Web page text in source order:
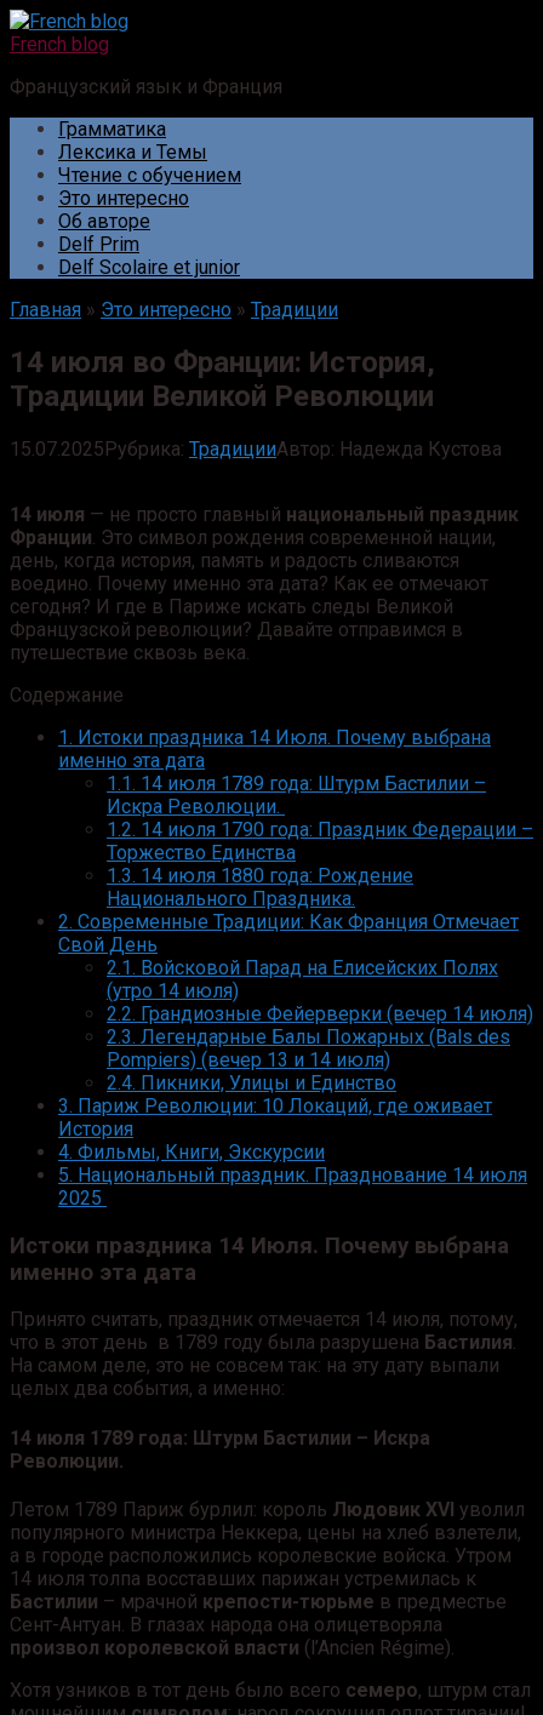
Перейти
к
French blog
Французский язык и Франция
Грамматика
Лексика и Темы
Чтение с обучением
Это интересно
Об авторе
Delf Prim
Delf Scolaire et junior
Главная » Это интересно » Традиции
14 июля во Франции: История,
Традиции Великой Революции
15.07.2025Рубрика: ТрадицииАвтор: Надежда Кустова
14 июля — не просто главный национальный праздник
Франции. Это символ рождения современной нации,
день, когда история, память и радость сливаются
воедино. Почему именно эта дата? Как ее отмечают
сегодня? И где в Париже искать следы Великой
Французской революции? Давайте отправимся в
путешествие сквозь века.
Содержание
1. Истоки праздника 14 Июля. Почему выбрана
именно эта дата
1.1. 14 июля 1789 года: Штурм Бастилии –
Искра Революции.
1.2. 14 июля 1790 года: Праздник Федерации –
Торжество Единства
1.3. 14 июля 1880 года: Рождение
Национального Праздника.
2. Современные Традиции: Как Франция Отмечает
Свой День
2.1. Войсковой Парад на Елисейских Полях
(утро 14 июля)
2.2. Грандиозные Фейерверки (вечер 14 июля)
2.3. Легендарные Балы Пожарных (Bals des
Pompiers) (вечер 13 и 14 июля)
2.4. Пикники, Улицы и Единство
3. Париж Революции: 10 Локаций, где оживает
История
4. Фильмы, Книги, Экскурсии
5. Национальный праздник. Празднование 14 июля
2025
Истоки праздника 14 Июля. Почему выбрана
именно эта дата
Принято считать, праздник отмечается 14 июля, потому,
что в этот день в 1789 году была разрушена Бастилия.
На самом деле, это не совсем так: на эту дату выпали
целых два события, а именно:
14 июля 1789 года: Штурм Бастилии – Искра
Революции.
Летом 1789 Париж бурлил: король Людовик XVI уволил
популярного министра Неккера, цены на хлеб взлетели,
а в городе расположились королевские войска. Утром
14 июля толпа восставших парижан устремилась к
Бастилии – мрачной крепости-тюрьме в предместье
Сент-Антуан. В глазах народа она олицетворяла
произвол королевской власти (l’Ancien Régime).
Хотя узников в тот день было всего семеро, штурм стал